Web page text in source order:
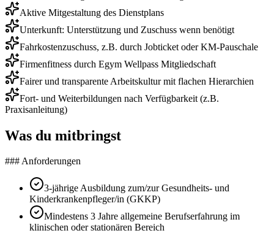
Aktive Mitgestaltung des Dienstplans
Unterkunft: Unterstützung und Zuschuss wenn benötigt
Fahrkostenzuschuss, z.B. durch Jobticket oder KM-Pauschale
Firmenfitness durch Egym Wellpass Mitgliedschaft
Fairer und transparente Arbeitskultur mit flachen Hierarchien
Fort- und Weiterbildungen nach Verfügbarkeit (z.B.
Praxisanleitung)
Was du mitbringst
### Anforderungen
3-jährige Ausbildung zum/zur Gesundheits- und
Kinderkrankenpfleger/in (GKKP)
Mindestens 3 Jahre allgemeine Berufserfahrung im
klinischen oder stationären Bereich